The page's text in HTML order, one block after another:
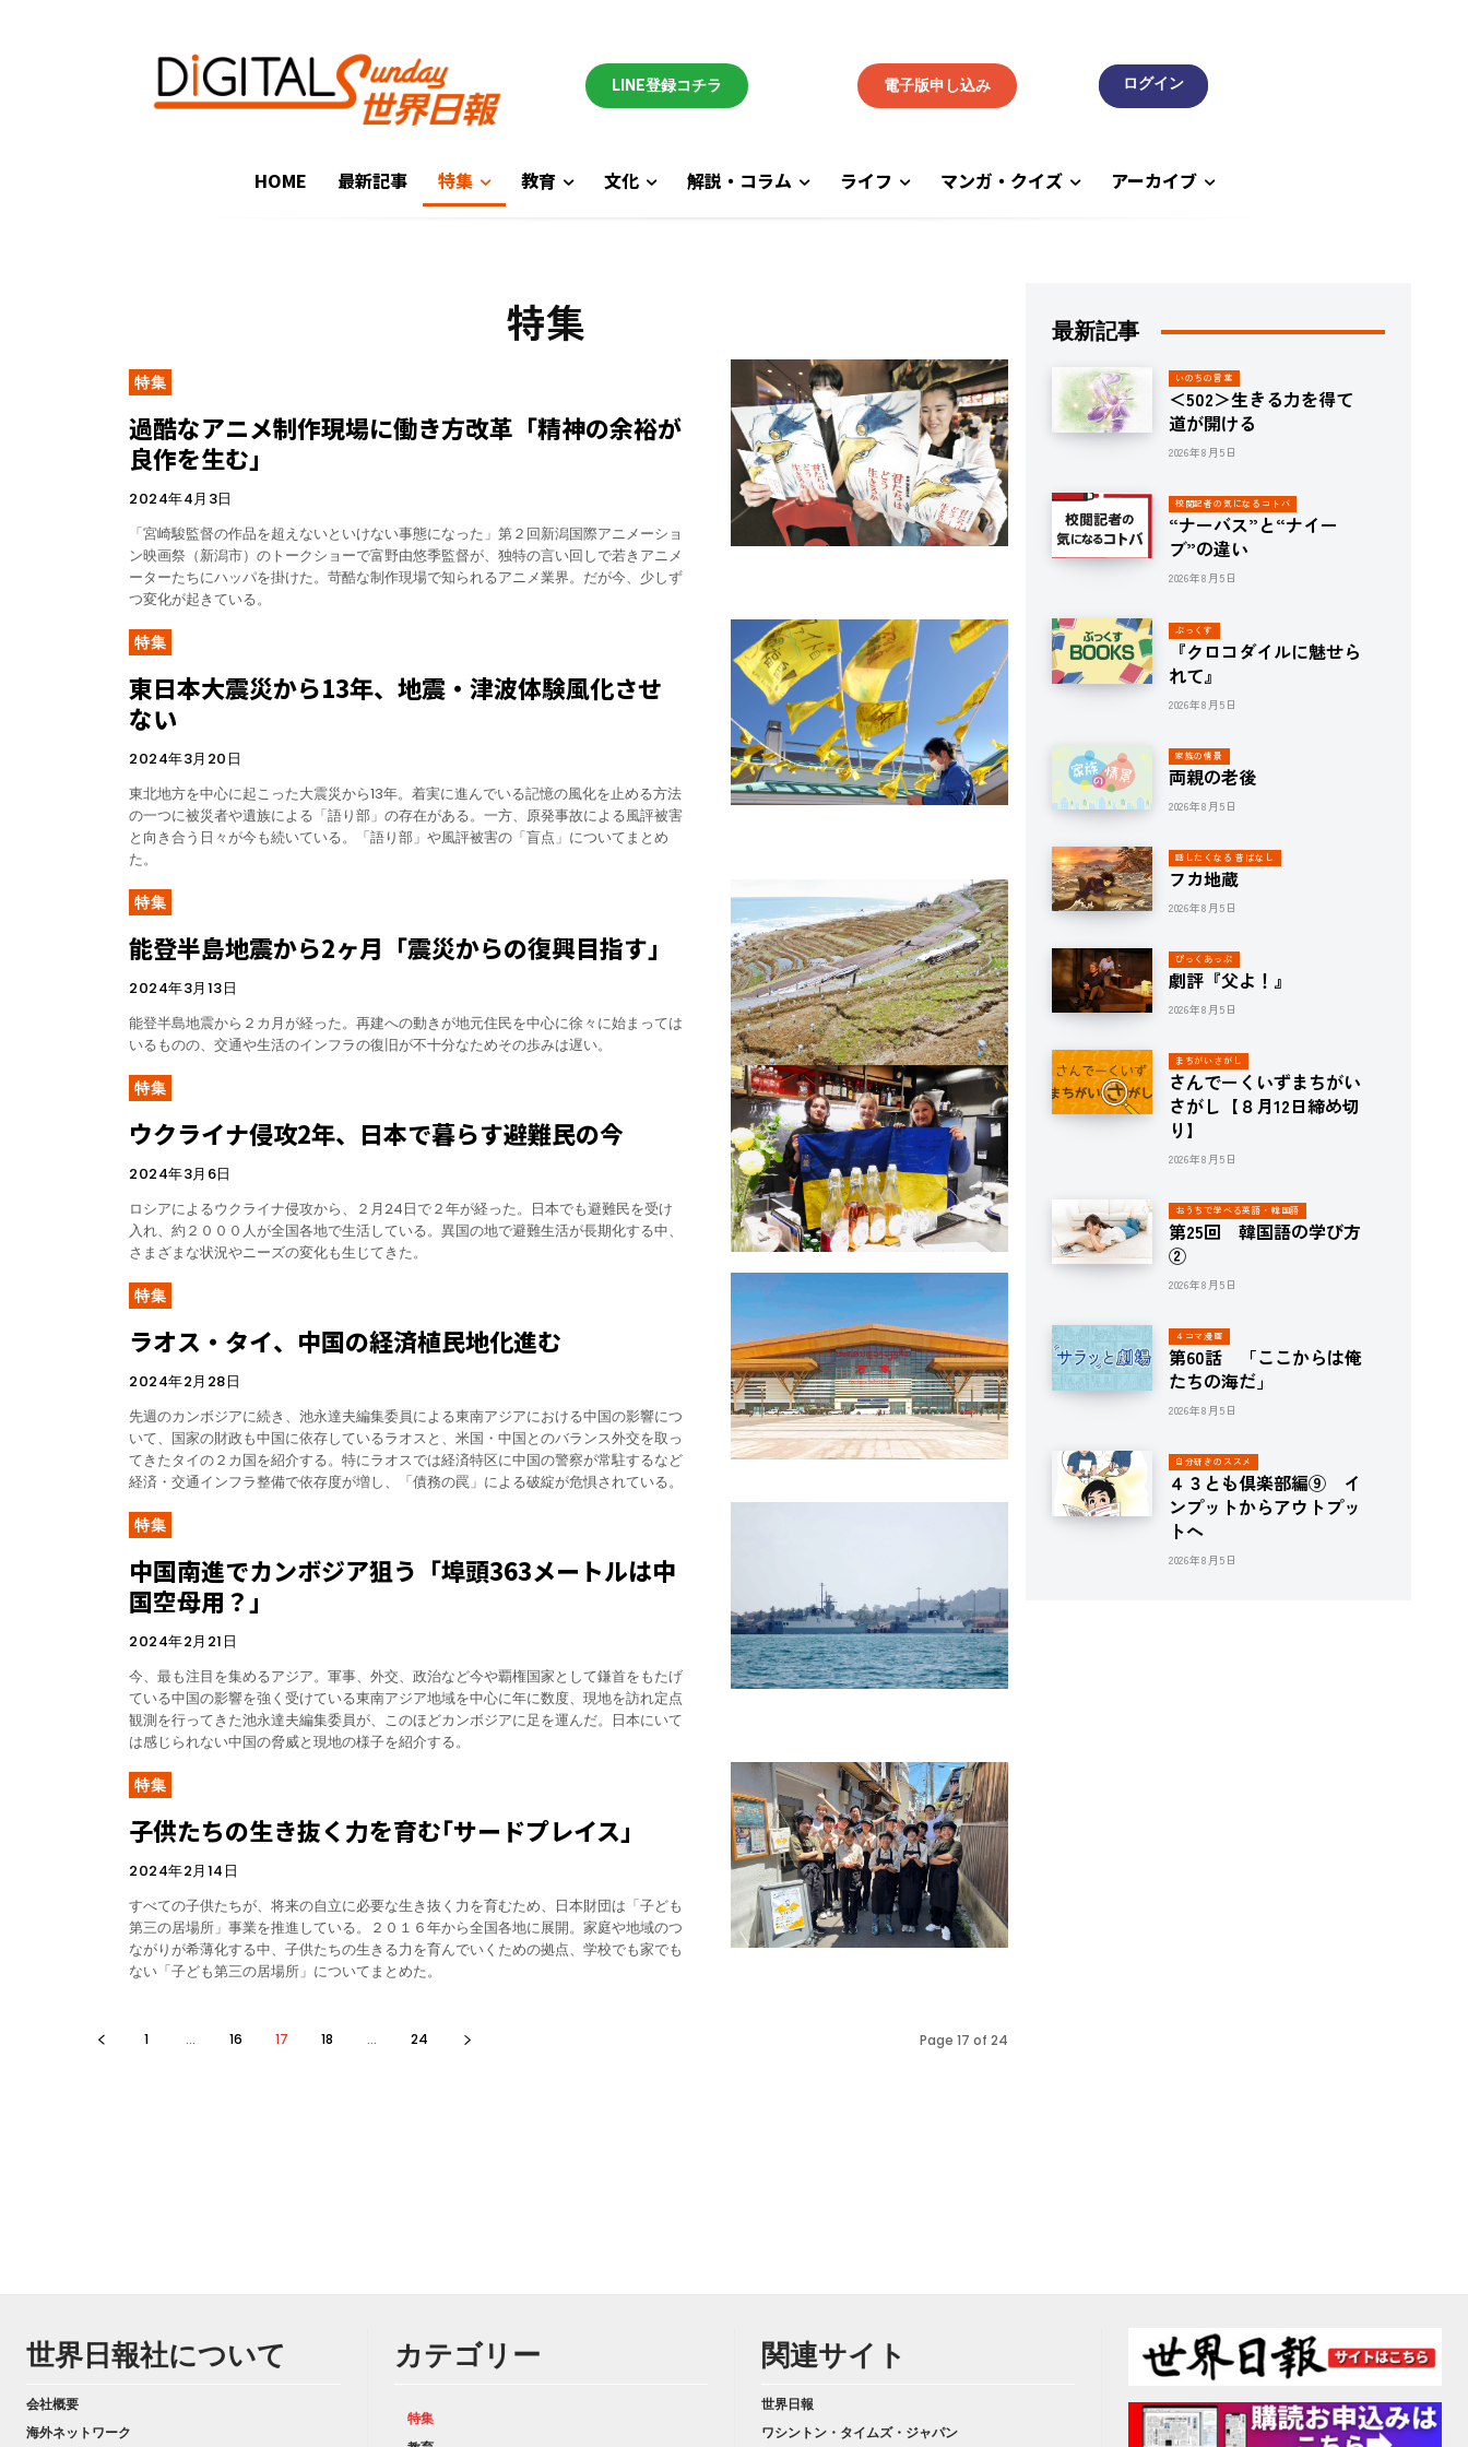
LINE登録コチラ 電子版申し込み
HOME 最新記事 特集 教育 文化 解説・コラム ライフ マンガ・クイズ アーカイブ
特集
特集
過酷なアニメ制作現場に働き方改革「精神の余裕が
良作を生む」
2024年4月3日
「宮崎駿監督の作品を超えないといけない事態になった」第２回新潟国際アニメーショ
ン映画祭（新潟市）のトークショーで富野由悠季監督が、独特の言い回しで若きアニメ
ーターたちにハッパを掛けた。苛酷な制作現場で知られるアニメ業界。だが今、少しず
つ変化が起きている。
特集
東日本大震災から13年、地震・津波体験風化させ
ない
2024年3月20日
東北地方を中心に起こった大震災から13年。着実に進んでいる記憶の風化を止める方法
の一つに被災者や遺族による「語り部」の存在がある。一方、原発事故による風評被害
と向き合う日々が今も続いている。「語り部」や風評被害の「盲点」についてまとめ
た。
特集
能登半島地震から2ヶ月「震災からの復興目指す」
2024年3月13日
能登半島地震から２カ月が経った。再建への動きが地元住民を中心に徐々に始まっては
いるものの、交通や生活のインフラの復旧が不十分なためその歩みは遅い。
特集
ウクライナ侵攻2年、日本で暮らす避難民の今
2024年3月6日
ロシアによるウクライナ侵攻から、２月24日で２年が経った。日本でも避難民を受け
入れ、約２０００人が全国各地で生活している。異国の地で避難生活が長期化する中、
さまざまな状況やニーズの変化も生じてきた。
特集
ラオス・タイ、中国の経済植民地化進む
2024年2月28日
先週のカンボジアに続き、池永達夫編集委員による東南アジアにおける中国の影響につ
いて、国家の財政も中国に依存しているラオスと、米国・中国とのバランス外交を取っ
てきたタイの２カ国を紹介する。特にラオスでは経済特区に中国の警察が常駐するなど
経済・交通インフラ整備で依存度が増し、「債務の罠」による破綻が危惧されている。
特集
中国南進でカンボジア狙う「埠頭363メートルは中
国空母用？」
2024年2月21日
今、最も注目を集めるアジア。軍事、外交、政治など今や覇権国家として鎌首をもたげ
ている中国の影響を強く受けている東南アジア地域を中心に年に数度、現地を訪れ定点
観測を行ってきた池永達夫編集委員が、このほどカンボジアに足を運んだ。日本にいて
は感じられない中国の脅威と現地の様子を紹介する。
特集
子供たちの生き抜く力を育む｢サードプレイス｣
2024年2月14日
すべての子供たちが、将来の自立に必要な生き抜く力を育むため、日本財団は「子ども
第三の居場所」事業を推進している。２０１６年から全国各地に展開。家庭や地域のつ
ながりが希薄化する中、子供たちの生きる力を育んでいくための拠点、学校でも家でも
ない「子ども第三の居場所」についてまとめた。
1 ... 16 17 18 ... 24 Page 17 of 24
最新記事
いのちの言葉
＜502＞生きる力を得て
道が開ける
2026年8月5日
校閲記者の気になるコトバ
“ナーバス”と“ナイー
ブ”の違い
2026年8月5日
ぶっくす
『クロコダイルに魅せら
れて』
2026年8月5日
家族の情景
両親の老後
2026年8月5日
話したくなる 昔ばなし
フカ地蔵
2026年8月5日
ぴっくあっぷ
劇評『父よ！』
2026年8月5日
まちがいさがし
さんでーくいずまちがい
さがし【８月12日締め切
り】
2026年8月5日
おうちで学べる英語・韓国語
第25回 韓国語の学び方
②
2026年8月5日
４コマ漫画
第60話 「ここからは俺
たちの海だ」
2026年8月5日
自分研きのススメ
４３とも倶楽部編⑨ イ
ンプットからアウトプッ
トへ
2026年8月5日
世界日報社について
会社概要
海外ネットワーク
カテゴリー
特集
関連サイト
世界日報
ワシントン・タイムズ・ジャパン